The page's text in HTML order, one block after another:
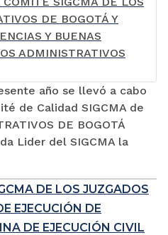
año se llevó a cabo
de Calidad SIGCMA de
DE BOGOTÁ
Lider del SIGCMA la
DE LOS JUZGADOS
EJECUCIÓN DE
DE EJECUCIÓN CIVIL